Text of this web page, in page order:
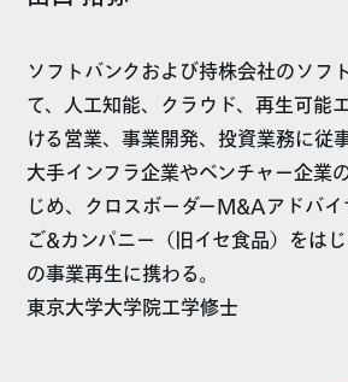
ソフトバンクおよび持株会社のソフ
て、人工知能、クラウド、再生可能
ける営業、事業開発、投資業務に従
大手インフラ企業やベンチャー企業
じめ、クロスボーダーM&Aアドバ
ご&カンパニー（旧イセ食品）をは
の事業再生に携わる。
東京大学大学院工学修士